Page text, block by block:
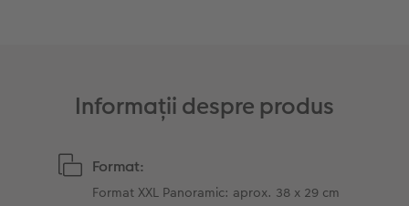
Informații despre produs
Format:
Format XXL Panoramic: aprox. 38 x 29 cm